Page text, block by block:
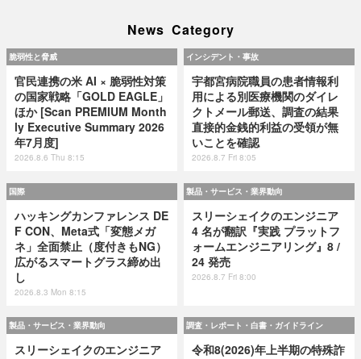
News Category
脆弱性と脅威
官民連携の米 AI × 脆弱性対策
の国家戦略「GOLD EAGLE」
ほか [Scan PREMIUM Month
ly Executive Summary 2026
年7月度]
2026.8.6 Thu 8:15
インシデント・事故
宇都宮病院職員の患者情報利
用による別医療機関のダイレ
クトメール郵送、調査の結果
直接的金銭的利益の受領が無
いことを確認
2026.8.7 Fri 8:05
国際
ハッキングカンファレンス DE
F CON、Meta式「変態メガ
ネ」全面禁止（度付きもNG）
広がるスマートグラス締め出
し
2026.8.3 Mon 8:15
製品・サービス・業界動向
スリーシェイクのエンジニア
4 名が翻訳『実践 プラットフ
ォームエンジニアリング』8 /
24 発売
2026.8.7 Fri 8:00
製品・サービス・業界動向
スリーシェイクのエンジニア
調査・レポート・白書・ガイドライン
令和8(2026)年上半期の特殊詐